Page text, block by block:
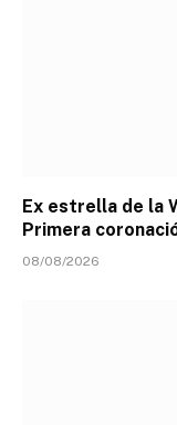
Ex estrella de la
Primera
08/08/2026